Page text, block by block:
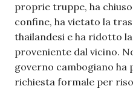
proprie truppe, ha
confine, ha vietato la
thailandesi e ha ridotto
proveniente dal vicino.
governo cambogiano ha
richiesta formale per